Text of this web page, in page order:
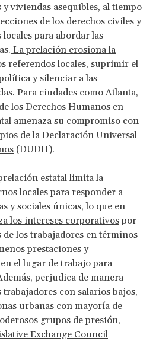
viviendas asequibles, al tiempo
de los derechos civiles y
para abordar las
La prelación erosiona la
referendos locales, suprimir el
y silenciar a las
Para ciudades como Atlanta,
los Derechos Humanos en
amenaza su compromiso con
de la Declaración Universal
(DUDH).
estatal limita la
locales para responder a
y sociales únicas, lo que en
los intereses corporativospor
de los trabajadores en términos
prestaciones y
el lugar de trabajo para
perjudica de manera
con salarios bajos,
urbanas con mayoría de
grupos de presión,
Exchange Council